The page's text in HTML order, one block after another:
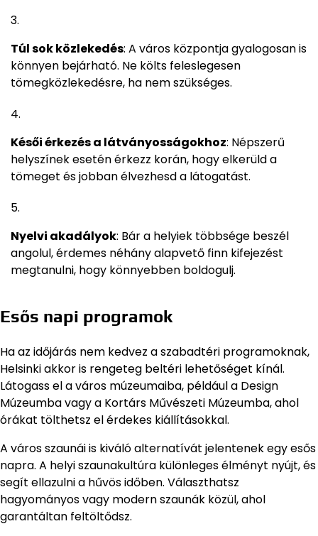
Túl sok közlekedés: A város központja gyalogosan is
könnyen bejárható. Ne költs feleslegesen
tömegközlekedésre, ha nem szükséges.
Késői érkezés a látványosságokhoz: Népszerű
helyszínek esetén érkezz korán, hogy elkerüld a
tömeget és jobban élvezhesd a látogatást.
Nyelvi akadályok: Bár a helyiek többsége beszél
angolul, érdemes néhány alapvető finn kifejezést
megtanulni, hogy könnyebben boldogulj.
Esős napi programok
Ha az időjárás nem kedvez a szabadtéri programoknak,
Helsinki akkor is rengeteg beltéri lehetőséget kínál.
Látogass el a város múzeumaiba, például a Design
Múzeumba vagy a Kortárs Művészeti Múzeumba, ahol
órákat tölthetsz el érdekes kiállításokkal.
A város szaunái is kiváló alternatívát jelentenek egy esős
napra. A helyi szaunakultúra különleges élményt nyújt, és
segít ellazulni a hűvös időben. Választhatsz
hagyományos vagy modern szaunák közül, ahol
garantáltan feltöltődsz.